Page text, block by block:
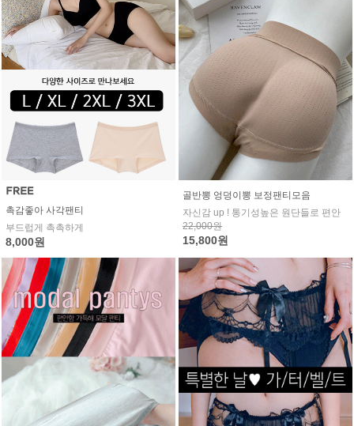
촉감좋아 사각팬티
부드럽게 촉촉하게
8,000원
골반뽕 엉덩이뽕 보정팬티모음
자신감 up ! 통기성높은 원단들로 편안
22,000원
15,800원